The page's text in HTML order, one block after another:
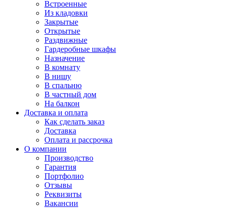
Встроенные
Из кладовки
Закрытые
Открытые
Раздвижные
Гардеробные шкафы
Назначение
В комнату
В нишу
В спальню
В частный дом
На балкон
Доставка и оплата
Как сделать заказ
Доставка
Оплата и рассрочка
О компании
Производство
Гарантия
Портфолио
Отзывы
Реквизиты
Вакансии